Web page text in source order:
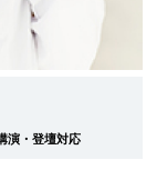
演・登壇対応